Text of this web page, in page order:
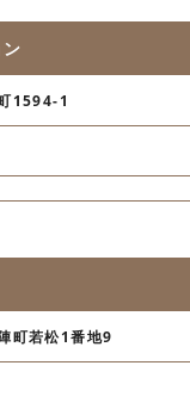
1594-1
町若松1番地9